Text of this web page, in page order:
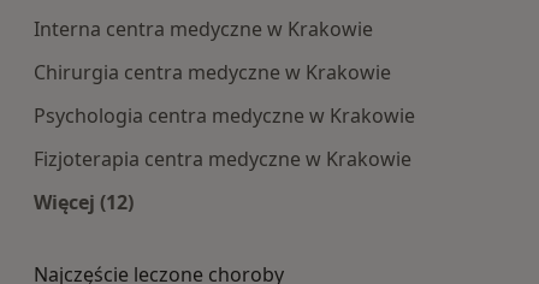
Interna centra medyczne w Krakowie
Chirurgia centra medyczne w Krakowie
Psychologia centra medyczne w Krakowie
Fizjoterapia centra medyczne w Krakowie
Więcej (12)
Najczęście leczone choroby